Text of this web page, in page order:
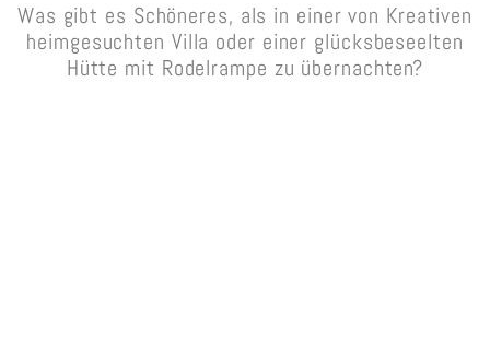
Was gibt es Schöneres, als in einer von Kreativen
heimgesuchten Villa oder einer glücksbeseelten
Hütte mit Rodelrampe zu übernachten?